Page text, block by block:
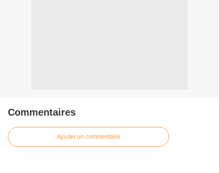
Commentaires
Ajouter un commentaire